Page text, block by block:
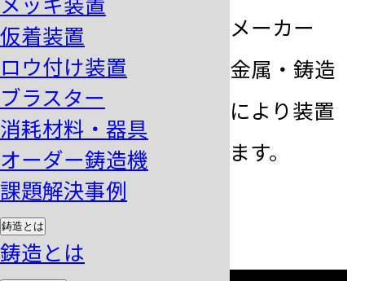
仮着装置
ロウ付け装置
ブラスター
消耗材料・器具
オーダー鋳造機
課題解決事例
鋳造とは
鋳造とは
ンドル傾注式ショットメーカー
お客様のご要望の溶解金属・鋳造
物の形状・溶解量などにより装置
のカスタマイズを行います。